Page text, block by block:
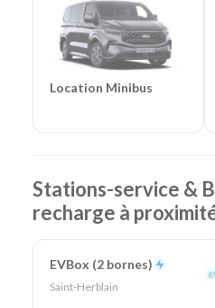
Location Minibus
Stations-service &
recharge à
EVBox (2 bornes)
Saint-Herblain